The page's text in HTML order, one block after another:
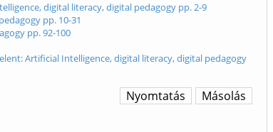
digital literacy, digital pedagogy pp. 2-9
pp. 10-31
pp. 92-100
Artificial Intelligence, digital literacy, digital pedagogy
Másolás
Nyomtatás